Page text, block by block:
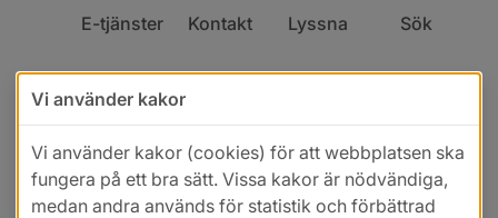
E-tjänster Kontakt Lyssna Sök
Vi använder kakor
Vi använder kakor (cookies) för att webbplatsen ska
fungera på ett bra sätt. Vissa kakor är nödvändiga,
medan andra används för statistik och förbättrad